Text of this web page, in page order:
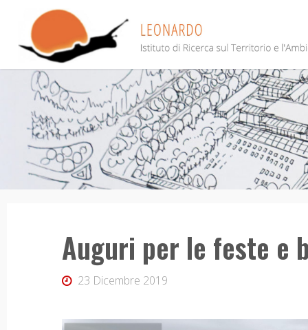
contenuto
Auguri per le feste e
23 Dicembre 2019